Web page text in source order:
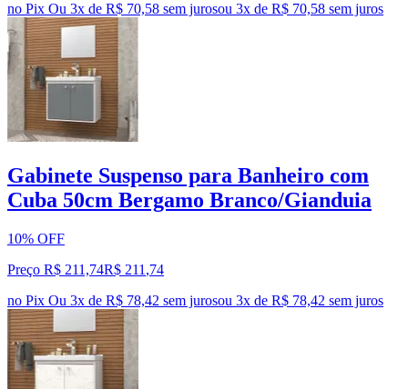
no Pix Ou 3x de R$ 70,58 sem jurosou 3x de R$ 70,58 sem juros
Gabinete Suspenso para Banheiro com
Cuba 50cm Bergamo Branco/Gianduia
10% OFF
Preço R$ 211,74R$ 211 ,74
no Pix Ou 3x de R$ 78,42 sem jurosou 3x de R$ 78,42 sem juros